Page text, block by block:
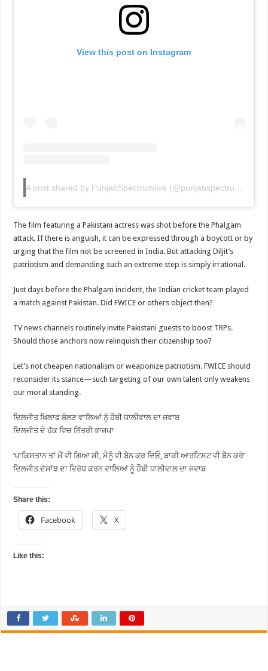
View this post on Instagram
A post shared by PunjabSpectrumlive (@punjabspectrumlive)
The film featuring a Pakistani actress was shot before the Phalgam
attack. If there is anguish, it can be expressed through a boycott or by
urging that the film not be screened in India. But attacking Diljit’s
patriotism and demanding such an extreme step is simply irrational.
Just days before the Phalgam incident, the Indian cricket team played
a match against Pakistan. Did FWICE or others object then?
TV news channels routinely invite Pakistani guests to boost TRPs.
Should those anchors now relinquish their citizenship too?
Let’s not cheapen nationalism or weaponize patriotism. FWICE should
reconsider its stance—such targeting of our own talent only weakens
our moral standing.
ਦਿਲਜੀਤ ਖਿਲਾਫ ਬੋਲਣ ਵਾਲਿਆਂ ਨੂੰ ਹੌਬੀ ਧਾਲੀਵਾਲ ਦਾ ਜਵਾਬ
ਦਿਲਜੀਤ ਦੇ ਹੱਕ ਵਿਚ ਨਿੱਤਰੀ ਭਾਜਪਾ
‘ਪਾਕਿਸਤਾਨ ਤਾਂ ਮੈਂ ਵੀ ਗਿਆ ਸੀ, ਮੈਨੂੰ ਵੀ ਬੈਨ ਕਰ ਦਿਓ, ਬਾਕੀ ਆਰਟਿਸਟ ਵੀ ਬੈਨ ਕਰੋ’
ਦਿਲਜੀਤ ਦੋਸਾਂਝ ਦਾ ਵਿਰੋਧ ਕਰਨ ਵਾਲਿਆਂ ਨੂੰ ਹੌਬੀ ਧਾਲੀਵਾਲ ਦਾ ਜਵਾਬ
Share this:
Facebook X
Like this: